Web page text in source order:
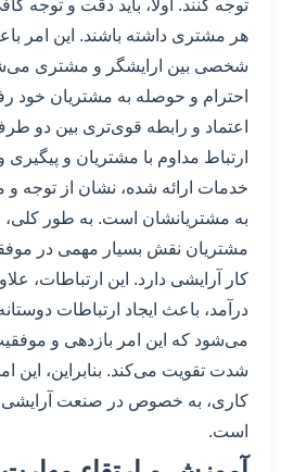
توجه کنند. اولاً، باید دقت و توجه
هر مشتری داشته باشند. این امر
شخصی بین ارایشگر و مشتری می‌شود.
احترام و حوصله به مشتریان خود
اعتماد و رابطه قوی‌تری بین دو
ارتباط مداوم با مشتریان و
خدمات ارائه شده، نشان از توجه
به مشتریانشان است. به طور کلی،
مشتریان نقش بسیار مهمی در
کار آرایشی دارد. این ارتباطات،
درآمد، باعث ایجاد ارتباطات
می‌شود که این امر بازدهی و
شدت تقویت می‌کند. بنابراین، این
کاری، به خصوص در صنعت
است.